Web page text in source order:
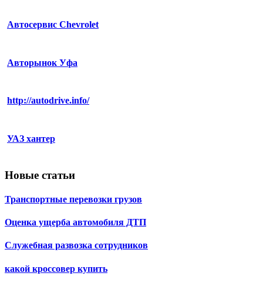
Автосервис Chevrolet
Авторынок Уфа
http://autodrive.info/
УАЗ хантер
Новые статьи
Транспортные перевозки грузов
Оценка ущерба автомобиля ДТП
Служебная развозка сотрудников
какой кроссовер купить